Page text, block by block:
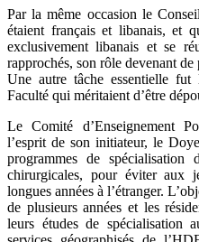
Par la même occasion le
étaient français et libanais, et
exclusivement libanais et se
rapprochés, son rôle devenant
Une autre tâche essentielle
Faculté qui méritaient d’être
Le Comité d’Enseignement
l’esprit de son initiateur, le
programmes de spécialisation
chirurgicales, pour éviter aux
longues années à l’étranger.
de plusieurs années et les
leurs études de spécialisation